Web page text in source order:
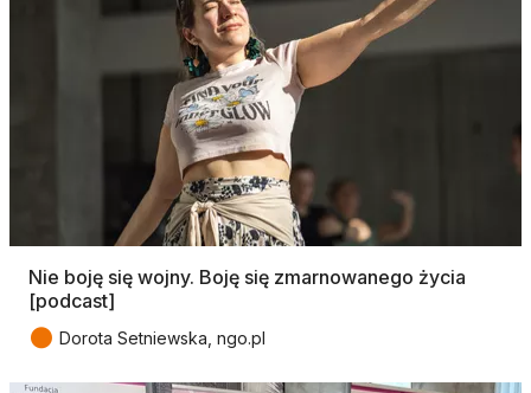
Nie boję się wojny. Boję się zmarnowanego życia
[podcast]
● Dorota Setniewska, ngo.pl